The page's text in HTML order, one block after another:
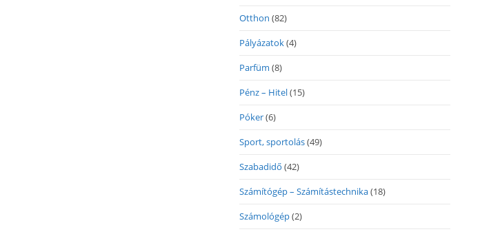
Otthon (82)
Pályázatok(4)
Parfüm (8)
Pénz – Hitel(15)
Póker(6)
Sport, sportolás(49)
Szabadidő (42)
Számítógép – Számítástechnika(18)
Számológép(2)